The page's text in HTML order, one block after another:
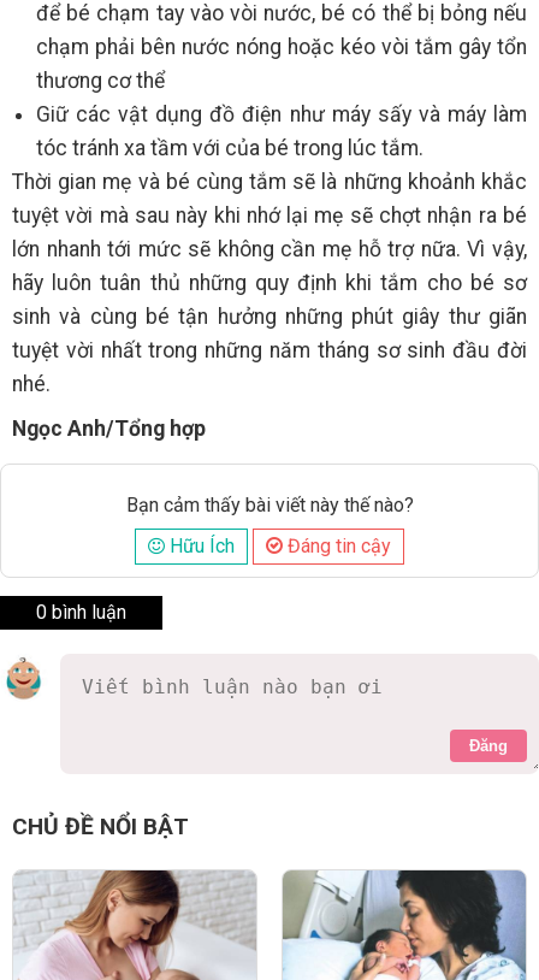
để bé chạm tay vào vòi nước, bé có thể bị bỏng nếu
chạm phải bên nước nóng hoặc kéo vòi tắm gây tổn
thương cơ thể
Giữ các vật dụng đồ điện như máy sấy và máy làm
tóc tránh xa tầm với của bé trong lúc tắm.
Thời gian mẹ và bé cùng tắm sẽ là những khoảnh khắc
tuyệt vời mà sau này khi nhớ lại mẹ sẽ chợt nhận ra bé
lớn nhanh tới mức sẽ không cần mẹ hỗ trợ nữa. Vì vậy,
hãy luôn tuân thủ những quy định khi tắm cho bé sơ
sinh và cùng bé tận hưởng những phút giây thư giãn
tuyệt vời nhất trong những năm tháng sơ sinh đầu đời
nhé.
Ngọc Anh/Tổng hợp
Bạn cảm thấy bài viết này thế nào?
Hữu Ích
Đáng tin cậy
0 bình luận
Đăng
CHỦ ĐỀ NỔI BẬT